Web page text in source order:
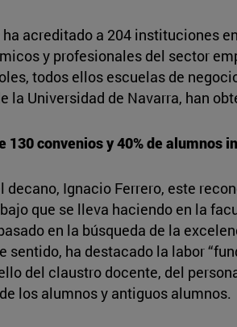
ha acreditado a 204 instituciones
y profesionales del sector
todos ellos escuelas de
la Universidad de Navarra, han
130 convenios y 40% de alumnos
decano, Ignacio Ferrero, este
que se lleva haciendo en la
en la búsqueda de la
sentido, ha destacado la labor
del claustro docente, del
los alumnos y antiguos alumnos.